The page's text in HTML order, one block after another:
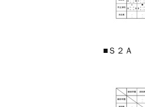
■Ｓ２Ａ